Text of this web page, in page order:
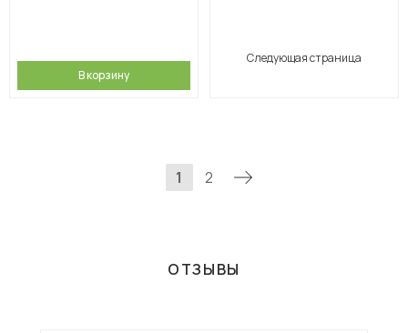
В корзину
Следующая страница
1 2
ОТЗЫВЫ